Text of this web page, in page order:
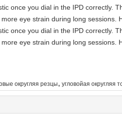
once you dial in the IPD correctly.
eye strain during long sessions.
once you dial in the IPD correctly.
eye strain during long sessions.
округляя резцы, угловойая округляя